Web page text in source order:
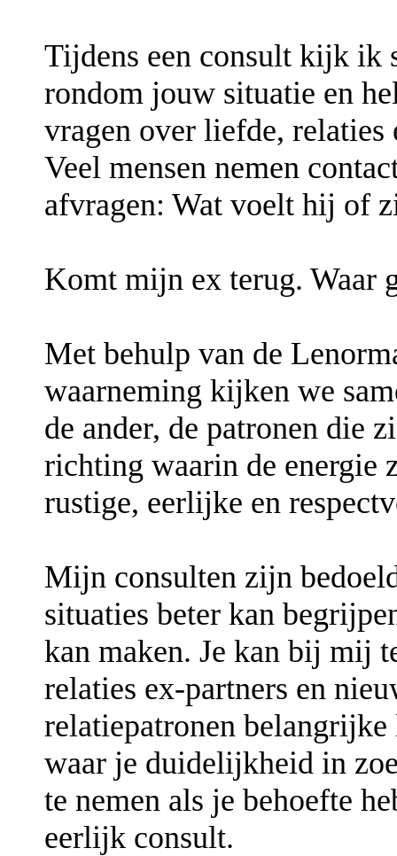
Tijdens een consult kijk ik
rondom jouw situatie en
vragen over liefde,
Veel mensen nemen
afvragen: Wat voelt hij of
Komt mijn ex terug. Waar
Met behulp van de
waarneming kijken we
de ander, de patronen die
richting waarin de
rustige, eerlijke en
Mijn consulten zijn
situaties beter kan
kan maken. Je kan bij mij
relaties ex-partners en
relatiepatronen
waar je duidelijkheid in
te nemen als je behoefte
eerlijk consult.